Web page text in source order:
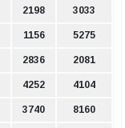
2198 3033
1156 5275
2836 2081
4252 4104
3740 8160